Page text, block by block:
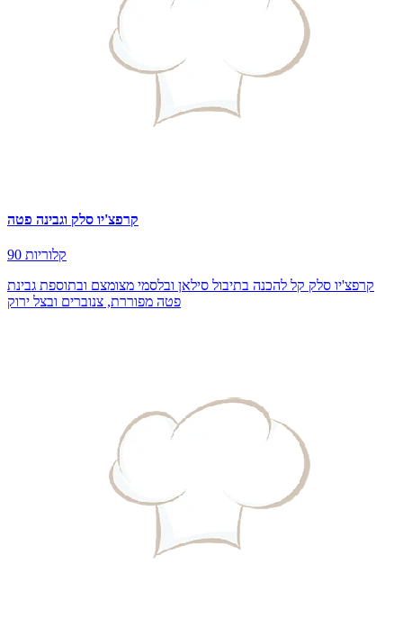
קרפצ'יו סלק וגבינה פטה
90 קלוריות
קרפצ'יו סלק קל להכנה בתיבול סילאן ובלסמי מצומצם ובתוספת גבינת
פטה מפוררת, צנוברים ובצל ירוק